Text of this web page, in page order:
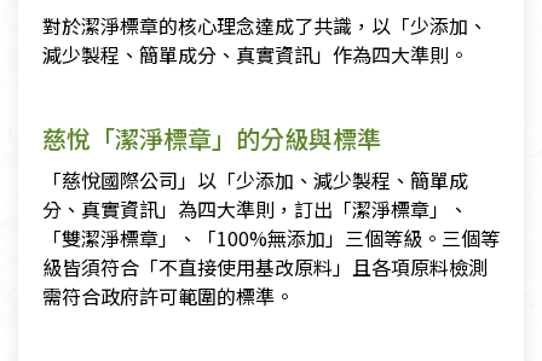
對於潔淨標章的核心理念達成了共識，以「少添加、
減少製程、簡單成分、真實資訊」作為四大準則。
慈悅「潔淨標章」的分級與標準
「慈悅國際公司」以「少添加、減少製程、簡單成
分、真實資訊」為四大準則，訂出「潔淨標章」、
「雙潔淨標章」、「100%無添加」三個等級。三個等
級皆須符合「不直接使用基改原料」且各項原料檢測
需符合政府許可範圍的標準。